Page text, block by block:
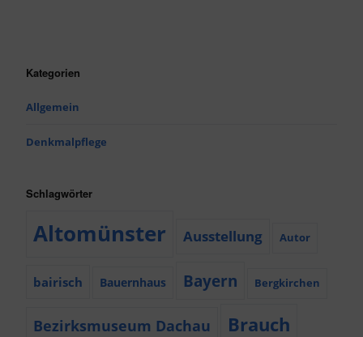
Kategorien
Allgemein
Denkmalpflege
Schlagwörter
Altomünster Ausstellung Autor
bairisch Bauernhaus Bayern Bergkirchen
Bezirksmuseum Dachau Brauch